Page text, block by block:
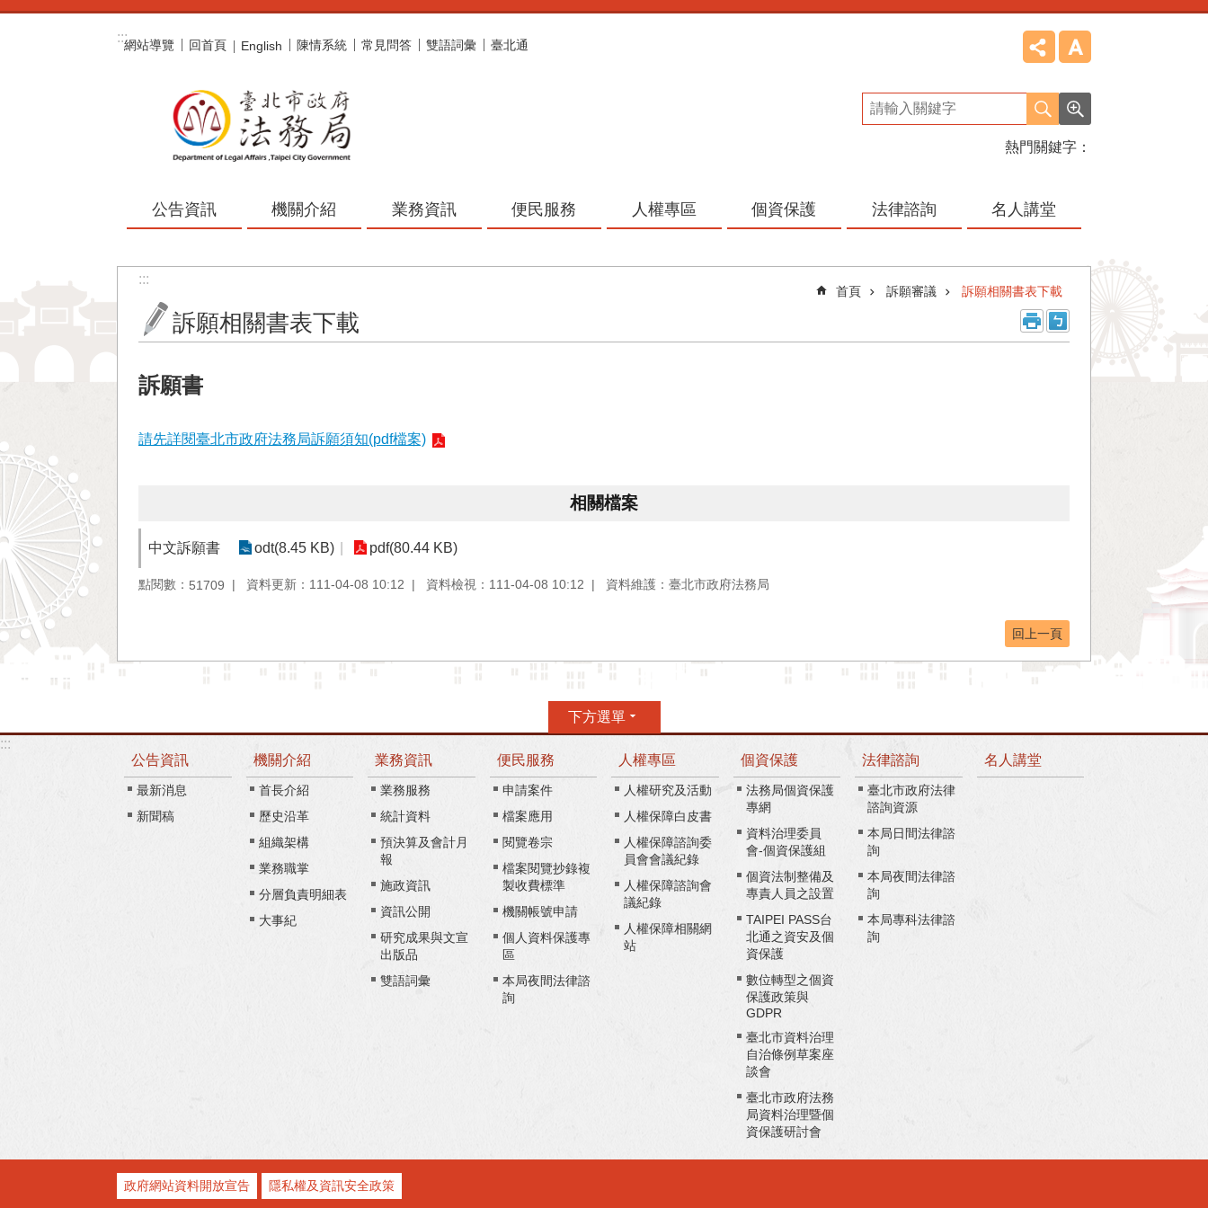
跳到主要內容區塊
:::網站導覽 回首頁 English 陳情系統 常見問答 雙語詞彙 臺北通
熱門關鍵字
公告資訊 機關介紹 業務資訊 便民服務 人權專區 個資保護 法律諮詢 名人講堂
:::
首頁 訴願審議 訴願相關書表下載
訴願相關書表下載
訴願書
請先詳閱臺北市政府法務局訴願須知(pdf檔案)
相關檔案
中文訴願書 odt(8.45 KB) pdf(80.44 KB)
點閱數： 51709 資料更新：111-04-08 10:12 資料檢視：111-04-08 10:12 資料維護：臺北市政府法務局
回上一頁
下方選單
:::
公告資訊
最新消息
新聞稿
機關介紹
首長介紹
歷史沿革
組織架構
業務職掌
分層負責明細表
大事紀
業務資訊
業務服務
統計資料
預決算及會計月
報
施政資訊
資訊公開
研究成果與文宣
出版品
雙語詞彙
便民服務
申請案件
檔案應用
閱覽卷宗
檔案閱覽抄錄複
製收費標準
機關帳號申請
個人資料保護專
區
本局夜間法律諮
詢
人權專區
人權研究及活動
人權保障白皮書
人權保障諮詢委
員會會議紀錄
人權保障諮詢會
議紀錄
人權保障相關網
站
個資保護
法務局個資保護
專網
資料治理委員
會-個資保護組
個資法制整備及
專責人員之設置
TAIPEI PASS台
北通之資安及個
資保護
數位轉型之個資
保護政策與
GDPR
臺北市資料治理
自治條例草案座
談會
臺北市政府法務
局資料治理暨個
資保護研討會
法律諮詢
臺北市政府法律
諮詢資源
本局日間法律諮
詢
本局夜間法律諮
詢
本局專科法律諮
詢
名人講堂
政府網站資料開放宣告
隱私權及資訊安全政策